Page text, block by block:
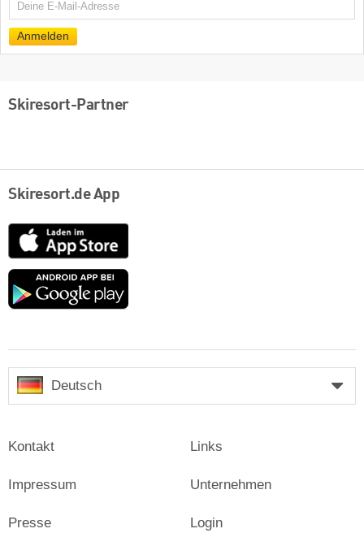
E-
Anmelden
Skiresort-Partner
Skiresort.de App
App
Store
Google
Deutsch
Kontakt
Impressum
Presse
Links
Unternehmen
Login